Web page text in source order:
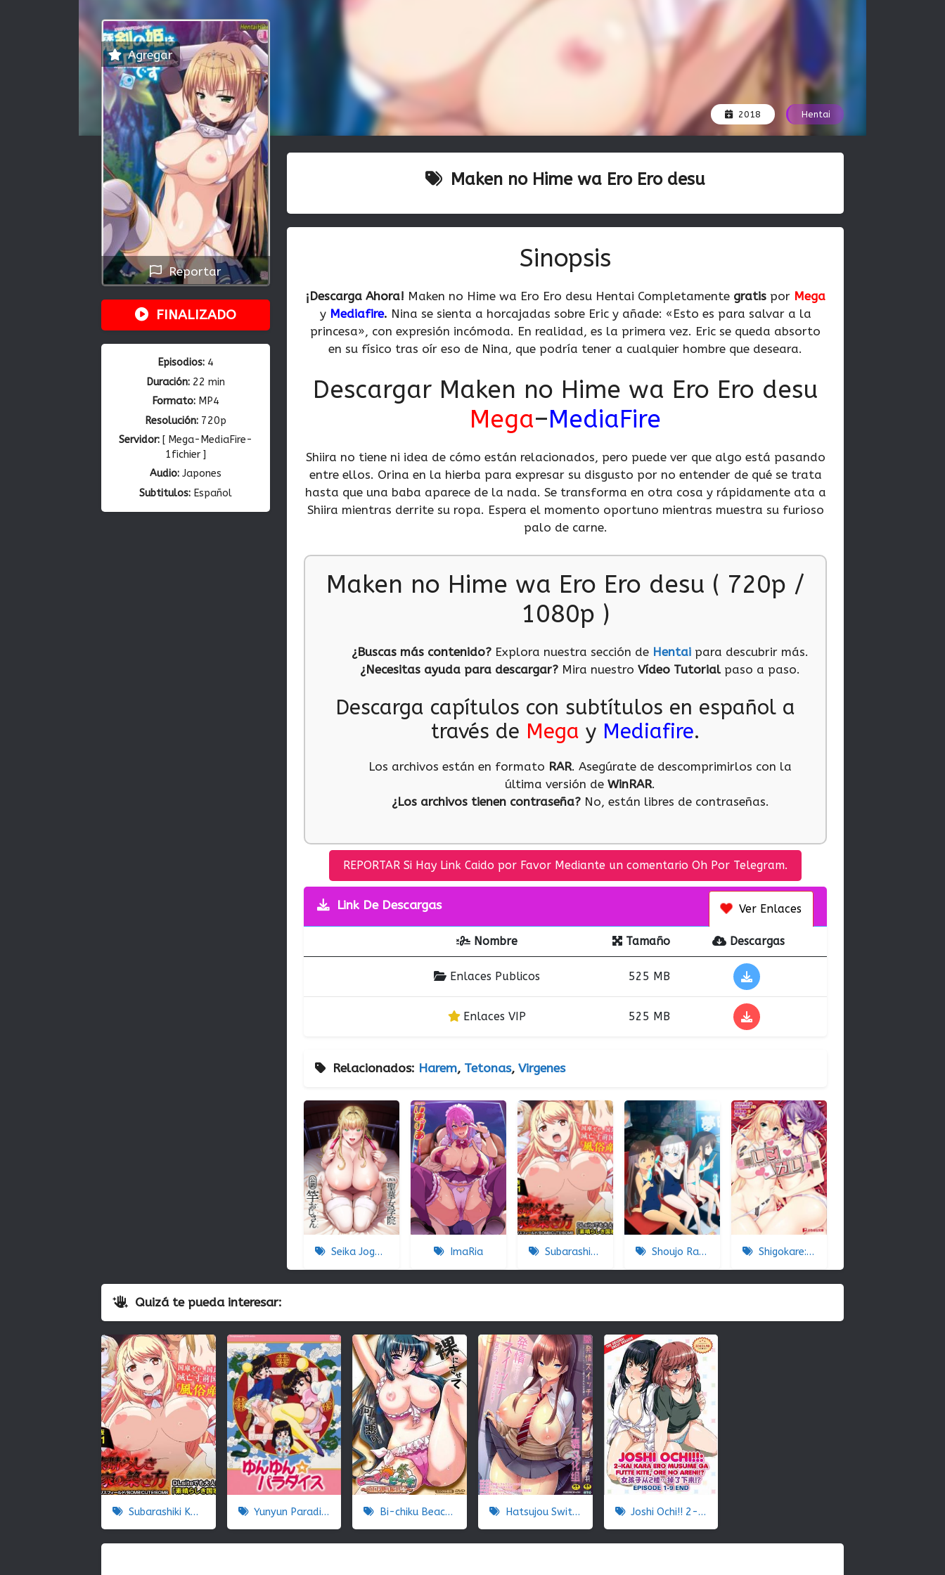
2018 Hentai
Agregar
Reportar
FINALIZADO
Episodios: 4
Duración: 22 min
Formato: MP4
Resolución: 720p
Servidor: [ Mega-MediaFire-
1fichier ]
Audio: Japones
Subtitulos: Español
Maken no Hime wa Ero Ero desu
Sinopsis
¡Descarga Ahora! Maken no Hime wa Ero Ero desu Hentai Completamente gratis por Mega
y Mediafire. Nina se sienta a horcajadas sobre Eric y añade: «Esto es para salvar a la
princesa», con expresión incómoda. En realidad, es la primera vez. Eric se queda absorto
en su físico tras oír eso de Nina, que podría tener a cualquier hombre que deseara.
Descargar Maken no Hime wa Ero Ero desu
Mega–MediaFire
Shiira no tiene ni idea de cómo están relacionados, pero puede ver que algo está pasando
entre ellos. Orina en la hierba para expresar su disgusto por no entender de qué se trata
hasta que una baba aparece de la nada. Se transforma en otra cosa y rápidamente ata a
Shiira mientras derrite su ropa. Espera el momento oportuno mientras muestra su furioso
palo de carne.
Maken no Hime wa Ero Ero desu ( 720p /
1080p )
¿Buscas más contenido? Explora nuestra sección de Hentai para descubrir más.
¿Necesitas ayuda para descargar? Mira nuestroVídeo Tutorial paso a paso.
Descarga capítulos con subtítulos en español a
través de Mega y Mediafire.
Los archivos están en formato RAR. Asegúrate de descomprimirlos con la
última versión deWinRAR.
¿Los archivos tienen contraseña?No, están libres de contraseñas.
REPORTAR Si Hay Link Caido por Favor Mediante un comentario Oh Por Telegram.
Link De Descargas Ver Enlaces
Nombre Tamaño Descargas
Enlaces Publicos 525 MB
Enlaces VIP 525 MB
Relacionados: Harem, Tetonas, Virgenes
Seika Jogakuin Koutoubu Kounin Sao Oji-san ImaRia Subarashiki Kokka No Kizuki-kata Shoujo Ramune Shigokare: Ecchi na Joshi Daisei to Doki x2 Love Lesson!! The Animation
Quizá te pueda interesar:
Subarashiki Kokka No Kizuki-kata Yunyun Paradise Bi-chiku Beach Nangoku Nyuujoku Satsueikai Hatsujou Switch Otosareta Shoujo-tachi Joshi Ochi!! 2-kai kara Ero Musume ga Futte kite, Ore no Areni